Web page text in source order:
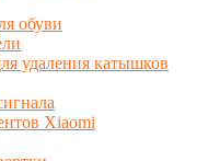
обуви
удаления катышков
Xiaomi